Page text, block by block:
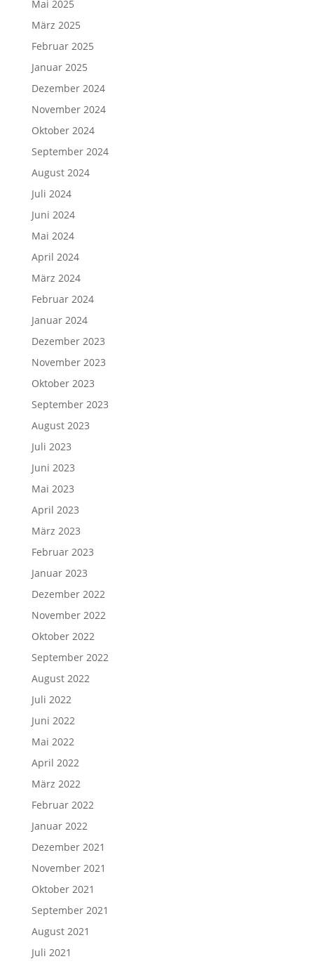
Mai 2025
März 2025
Februar 2025
Januar 2025
Dezember 2024
November 2024
Oktober 2024
September 2024
August 2024
Juli 2024
Juni 2024
Mai 2024
April 2024
März 2024
Februar 2024
Januar 2024
Dezember 2023
November 2023
Oktober 2023
September 2023
August 2023
Juli 2023
Juni 2023
Mai 2023
April 2023
März 2023
Februar 2023
Januar 2023
Dezember 2022
November 2022
Oktober 2022
September 2022
August 2022
Juli 2022
Juni 2022
Mai 2022
April 2022
März 2022
Februar 2022
Januar 2022
Dezember 2021
November 2021
Oktober 2021
September 2021
August 2021
Juli 2021